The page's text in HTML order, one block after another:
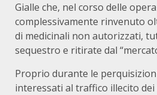
Gialle che, nel corso delle
complessivamente rinvenuto
di medicinali non autorizzati,
sequestro e ritirate dal
Proprio durante le
interessati al traffico illecito